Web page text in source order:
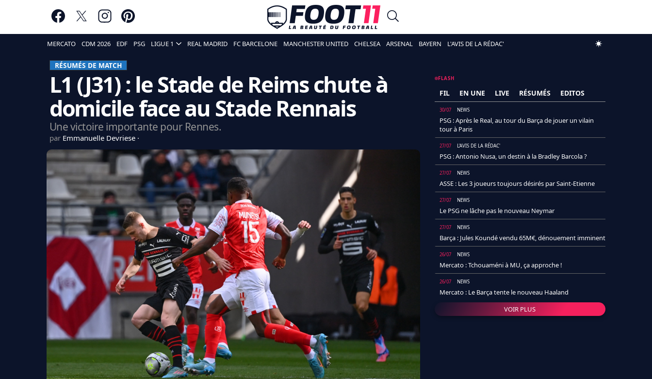
MERCATO CDM 2026 EDF PSG LIGUE 1 REAL MADRID FC BARCELONE MANCHESTER UNITED CHELSEA ARSENAL BAYERN L'AVIS DE LA RÉDAC'
RÉSUMÉS DE MATCH
L1 (J31) : le Stade de Reims chute à
domicile face au Stade Rennais
Une victoire importante pour Rennes.
par Emmanuelle Devriese
FLASH
FIL EN UNE LIVE RÉSUMÉS EDITOS
30/07 NEWS
PSG : Après le Real, au tour du Barça de jouer un vilain
tour à Paris
27/07 L'AVIS DE LA RÉDAC'
PSG : Antonio Nusa, un destin à la Bradley Barcola ?
27/07 NEWS
ASSE : Les 3 joueurs toujours désirés par Saint-Etienne
27/07 NEWS
Le PSG ne lâche pas le nouveau Neymar
27/07 NEWS
Barça : Jules Koundé vendu 65M€, dénouement imminent
26/07 NEWS
Mercato : Tchouaméni à MU, ça approche !
26/07 NEWS
Mercato : Le Barça tente le nouveau Haaland
VOIR PLUS